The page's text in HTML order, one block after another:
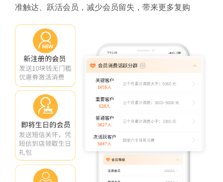
准触达、跃活会员，减少会员留失，带来更多复购